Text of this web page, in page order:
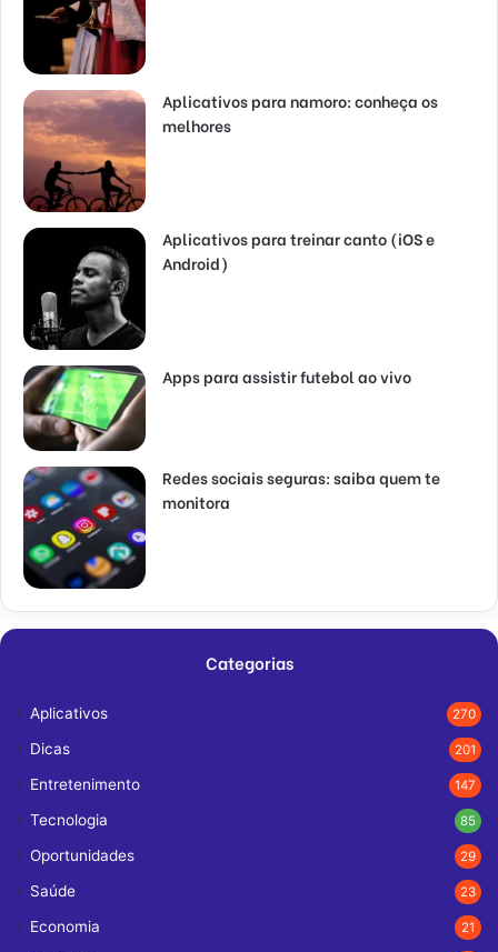
Aplicativos para namoro: conheça os
melhores
Aplicativos para treinar canto (iOS e
Android)
Apps para assistir futebol ao vivo
Redes sociais seguras: saiba quem te
monitora
Categorias
Aplicativos 270
Dicas 201
Entretenimento 147
Tecnologia 85
Oportunidades 29
Saúde 23
Economia 21